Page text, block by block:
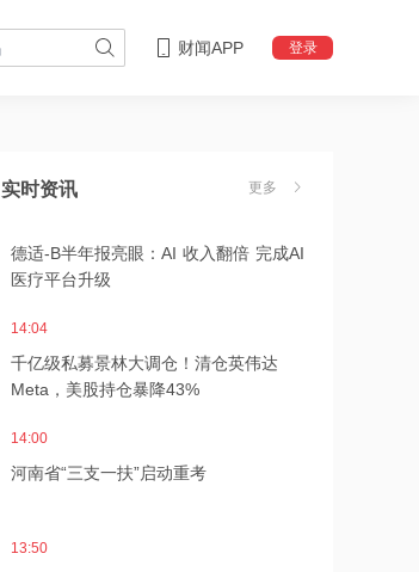
财闻APP 登录
实时资讯 更多
德适-B半年报亮眼：AI 收入翻倍 完成AI
医疗平台升级
14:04
千亿级私募景林大调仓！清仓英伟达
Meta，美股持仓暴降43%
14:00
河南省“三支一扶”启动重考
13:50